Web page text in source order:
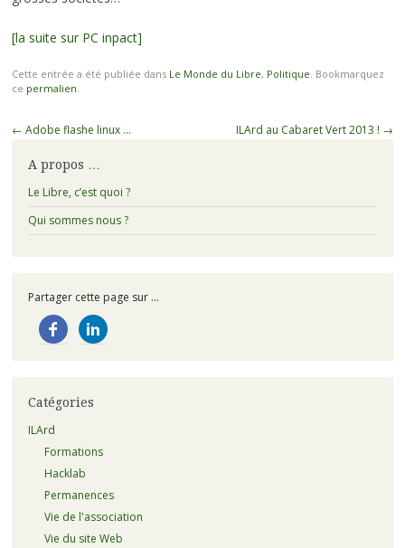
[la suite sur PC inpact]
Cette entrée a été publiée dans Le Monde du Libre, Politique . Bookmarquez
ce permalien
Navigation
articles
← Adobe flashe linux … ILArd au Cabaret Vert 2013 ! →
A propos …
Le Libre, c’est quoi ?
Qui sommes nous ?
Partager cette page sur ...
Catégories
ILArd
Formations
Hacklab
Permanences
Vie de l'association
Vie du site Web